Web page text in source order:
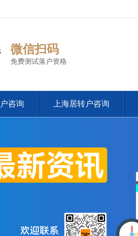
微信扫码
免费测试落户资格
咨询 上海居转户咨询